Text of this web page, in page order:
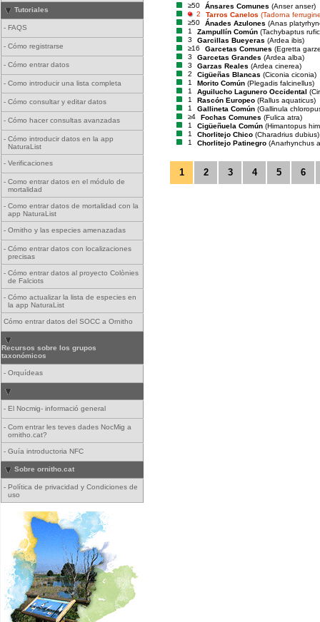
Tutoriales
- FAQS
- Cómo registrarse
- Cómo entrar datos
- Como introducir una lista completa
- Cómo consultar y editar datos
- Cómo hacer consultas avanzadas
- Cómo introducir datos en la app
NaturaList
- Verificaciones
- Como entrar datos en el módulo de
mortalidad
- Como entrar datos de mortalidad con la
app NaturaList
- Ornitho y las especies amenazadas
- Cómo entrar datos con localizaciones
precisas
- Cómo entrar datos al proyecto Colònies
de Falciots
- Cómo actualizar la lista de especies en
la app NaturaList
Cómo entrar datos del SOCC a Ornitho
Recursos sobre los grupos
taxonómicos
- Orquídeas
- El Nocmig- informació general
- Com entrar les teves dades NocMig a
ornitho.cat?
- Guía introductoria NFC
Sobre ornitho.cat
- Política de privacidad y Condiciones de
uso
≥50
Ánsares Comunes (Anser anser)
2
Tarros Canelos (Tadorna
≥50
Ánades Azulones (Anas
1
Zampullín Común (Tachybaptus
3
Garcillas Bueyeras (Ardea ibis)
≥16
Garcetas Comunes (Egretta
3
Garcetas Grandes (Ardea alba)
3
Garzas Reales (Ardea cinerea)
2
Cigüeñas Blancas (Ciconia ciconia)
1
Morito Común (Plegadis falcinellus)
1
Aguilucho Lagunero Occidental
1
Rascón Europeo (Rallus aquaticus)
1
Gallineta Común (Gallinula
≥4
Fochas Comunes (Fulica atra)
1
Cigüeñuela Común (Himantopus
1
Chorlitejo Chico (Charadrius dubius)
1
Chorlitejo Patinegro (Anarhynchus
1 2 3 4 5 6